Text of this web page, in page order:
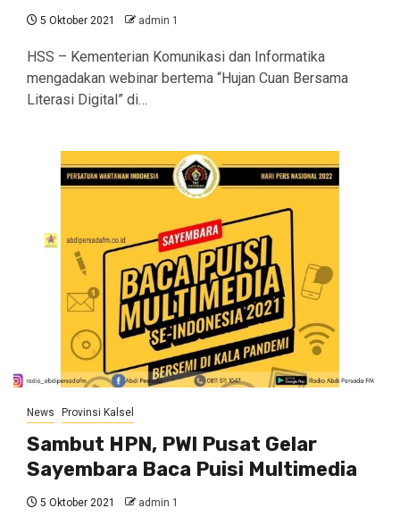
5 Oktober 2021 admin 1
HSS – Kementerian Komunikasi dan Informatika
mengadakan webinar bertema “Hujan Cuan Bersama
Literasi Digital” di…
News Provinsi Kalsel
Sambut HPN, PWI Pusat Gelar
Sayembara Baca Puisi Multimedia
5 Oktober 2021 admin 1